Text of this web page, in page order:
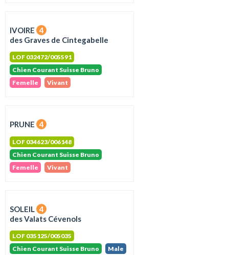
IVOIRE 4
des Graves de Cintegabelle
LOF 032472/005591
Chien Courant Suisse Bruno
Femelle
Vivant
PRUNE 4
LOF 034623/006148
Chien Courant Suisse Bruno
Femelle
Vivant
SOLEIL 4
des Valats Cévenols
LOF 035125/005035
Chien Courant Suisse Bruno
Male